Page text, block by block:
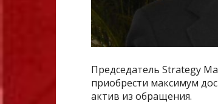
Председатель Strategy
приобрести максимум
актив из обращения.